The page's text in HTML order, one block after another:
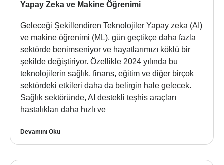
Yapay Zeka ve Makine Öğrenimi
Geleceği Şekillendiren Teknolojiler Yapay zeka (AI)
ve makine öğrenimi (ML), gün geçtikçe daha fazla
sektörde benimseniyor ve hayatlarımızı köklü bir
şekilde değiştiriyor. Özellikle 2024 yılında bu
teknolojilerin sağlık, finans, eğitim ve diğer birçok
sektördeki etkileri daha da belirgin hale gelecek.
Sağlık sektöründe, AI destekli teşhis araçları
hastalıkları daha hızlı ve
Devamını Oku